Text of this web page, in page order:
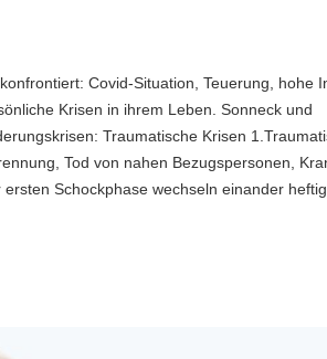
Covid-Situation, Teuerung, hohe
Krisen in ihrem Leben. Sonneck und
Traumatische Krisen
Tod von nahen Bezugspersonen,
Schockphase wechseln einander